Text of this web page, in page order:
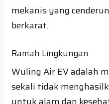
mekanis yang
berkarat.
Ramah Lingkungan
Wuling Air EV adalah
sekali tidak